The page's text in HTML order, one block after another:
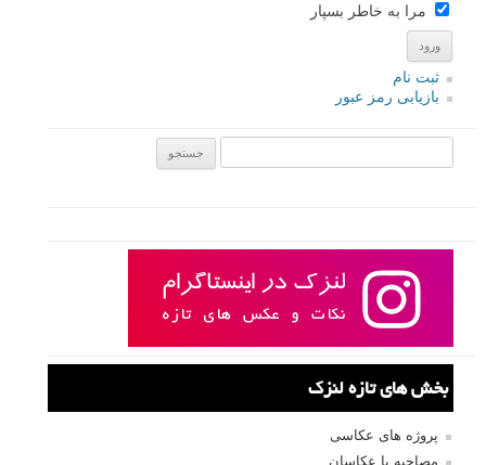
مرا به خاطر بسپار
ثبت نام
بازیابی رمز عبور
بخش های تازه لنزک
پروژه های عکاسی
مصاحبه با عکاسان